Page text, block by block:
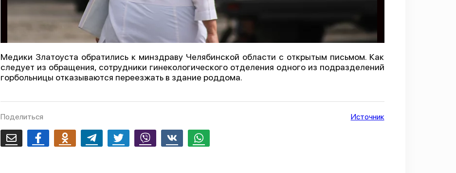
Медики Златоуста обратились к минздраву Челябинской области с открытым письмом. Как
следует из обращения, сотрудники гинекологического отделения одного из подразделений
горбольницы отказываются переезжать в здание роддома.
Поделиться
Email FacebookOdnoklassnikiTelegram Twitter Viber Whatsapp
Источник